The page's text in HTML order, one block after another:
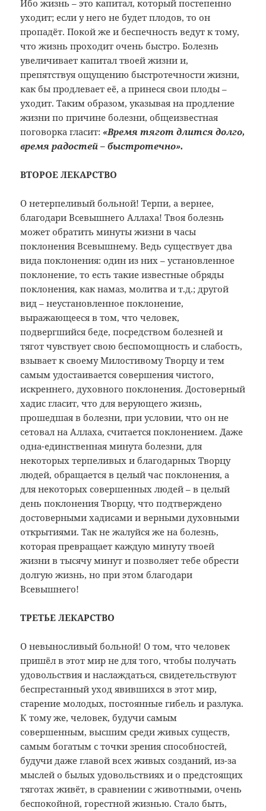
Ибо жизнь – это капитал, который постепенно
уходит; если у него не будет плодов, то он
пропадёт. Покой же и беспечность ведут к тому,
что жизнь проходит очень быстро. Болезнь
увеличивает капитал твоей жизни и,
препятствуя ощущению быстротечности жизни,
как бы продлевает её, а принеся свои плоды –
уходит. Таким образом, указывая на продление
жизни по причине болезни, общеизвестная
поговорка гласит: «Время тягот длится долго,
время радостей – быстротечно».
ВТОРОЕ ЛЕКАРСТВО
О нетерпеливый больной! Терпи, а вернее,
благодари Всевышнего Аллаха! Твоя болезнь
может обратить минуты жизни в часы
поклонения Всевышнему. Ведь существует два
вида поклонения: один из них – установленное
поклонение, то есть такие известные обряды
поклонения, как намаз, молитва и т.д.; другой
вид – неустановленное поклонение,
выражающееся в том, что человек,
подвергшийся беде, посредством болезней и
тягот чувствует свою беспомощность и слабость,
взывает к своему Милостивому Творцу и тем
самым удостаивается совершения чистого,
искреннего, духовного поклонения. Достоверный
хадис гласит, что для верующего жизнь,
прошедшая в болезни, при условии, что он не
сетовал на Аллаха, считается поклонением. Даже
одна-единственная минута болезни, для
некоторых терпеливых и благодарных Творцу
людей, обращается в целый час поклонения, а
для некоторых совершенных людей – в целый
день поклонения Творцу, что подтверждено
достоверными хадисами и верными духовными
открытиями. Так не жалуйся же на болезнь,
которая превращает каждую минуту твоей
жизни в тысячу минут и позволяет тебе обрести
долгую жизнь, но при этом благодари
Всевышнего!
ТРЕТЬЕ ЛЕКАРСТВО
О невыносливый больной! О том, что человек
пришёл в этот мир не для того, чтобы получать
удовольствия и наслаждаться, свидетельствуют
беспрестанный уход явившихся в этот мир,
старение молодых, постоянные гибель и разлука.
К тому же, человек, будучи самым
совершенным, высшим среди живых существ,
самым богатым с точки зрения способностей,
будучи даже главой всех живых созданий, из-за
мыслей о былых удовольствиях и о предстоящих
тяготах живёт, в сравнении с животными, очень
беспокойной, горестной жизнью. Стало быть,